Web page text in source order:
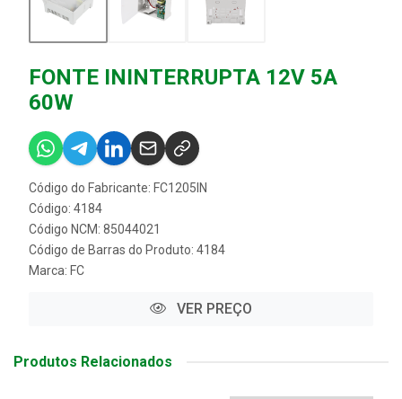
FONTE ININTERRUPTA 12V 5A
60W
Código do Fabricante: FC1205IN
Código: 4184
Código NCM: 85044021
Código de Barras do Produto: 4184
Marca: FC
VER PREÇO
Produtos Relacionados